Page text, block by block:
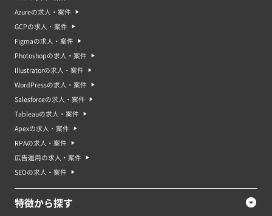
Azureの求人・案件
GCPの求人・案件
Figmaの求人・案件
Photoshopの求人・案件
Illustratorの求人・案件
WordPressの求人・案件
Salesforceの求人・案件
Tableauの求人・案件
Apexの求人・案件
RPAの求人・案件
広告運用の求人・案件
SEOの求人・案件
特徴から探す